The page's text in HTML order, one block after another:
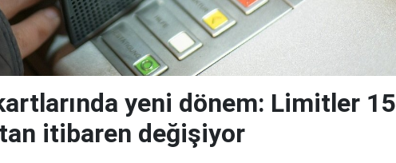
yeni dönem: Limitler 15
itibaren değişiyor